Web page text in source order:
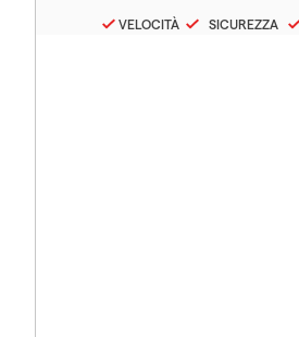
VELOCITÀ SICUREZZA